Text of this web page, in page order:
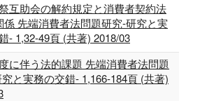
互助会の解約規定と消費者契約法
係 先端消費者法問題研究-研究と実
- 1,32-49頁 (共著) 2018/03
に伴う法的課題 先端消費者法問題
と実務の交錯- 1,166-184頁 (共著)